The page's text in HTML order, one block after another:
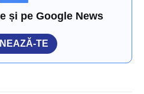
și pe Google News
TE